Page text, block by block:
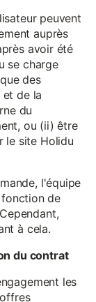
peuvent
auprès
avoir été
se charge
des
de la
du
ou (ii) être
le site Holidu
l'équipe
de
à cela.
du contrat
les